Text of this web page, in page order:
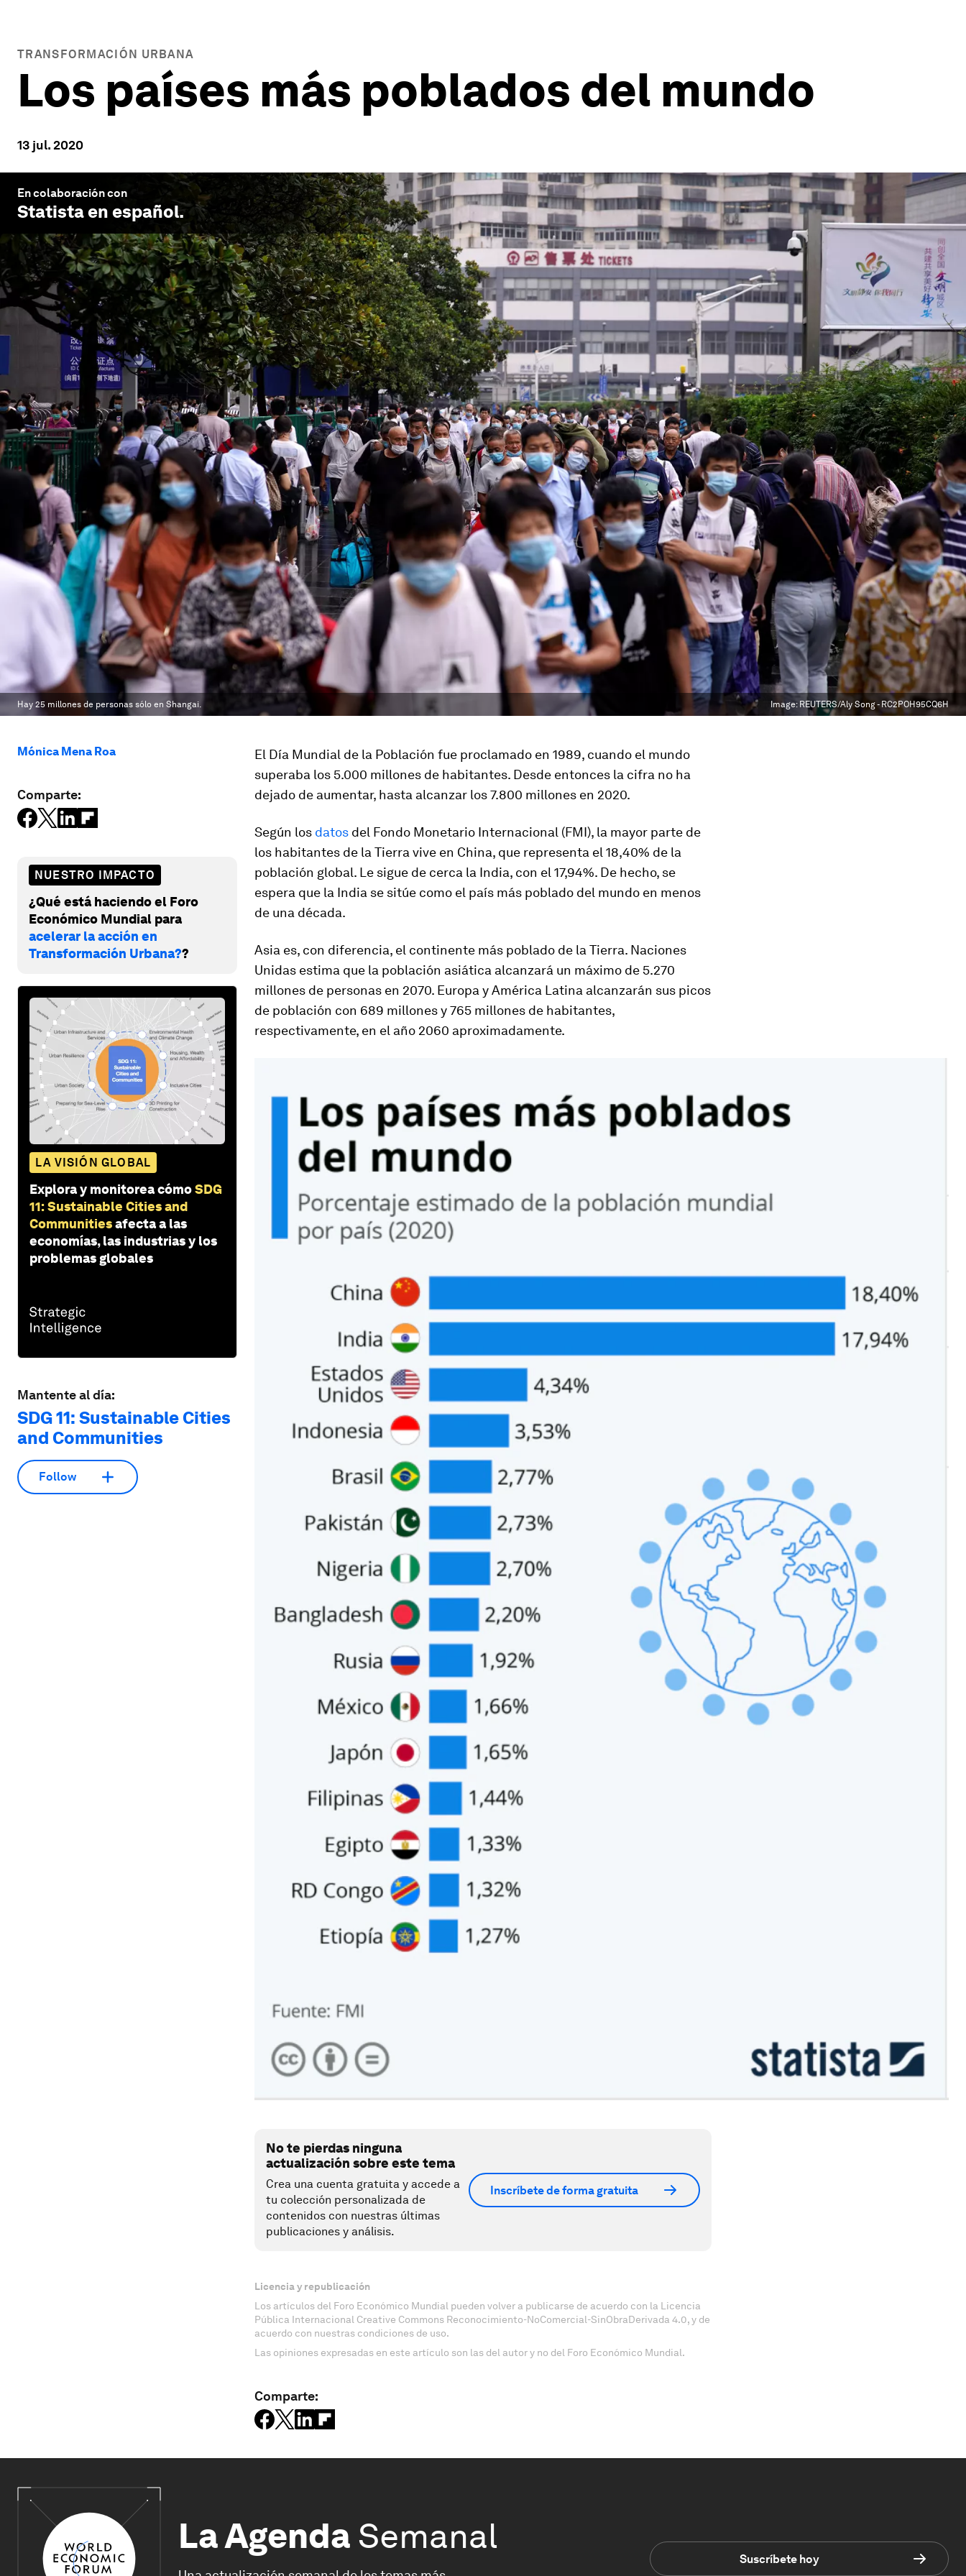
TRANSFORMACIÓN URBANA
Los países más poblados del mundo
13 jul. 2020
En colaboración con
Statista en español.
Hay 25 millones de personas sólo en Shangai. Image: REUTERS/Aly Song - RC2POH95CQ6H
Mónica Mena Roa
Comparte:
NUESTRO IMPACTO
¿Qué está haciendo el Foro
Económico Mundial para
acelerar la acción en
Transformación Urbana??
LA VISIÓN GLOBAL
Explora y monitorea cómoSDG
11: Sustainable Cities and
Communitiesafecta a las
economías, las industrias y los
problemas globales
Mantente al día:
SDG 11: Sustainable Cities
and Communities
Follow
El Día Mundial de la Población fue proclamado en 1989, cuando el mundo
superaba los 5.000 millones de habitantes. Desde entonces la cifra no ha
dejado de aumentar, hasta alcanzar los 7.800 millones en 2020.
Según los datos del Fondo Monetario Internacional (FMI), la mayor parte de
los habitantes de la Tierra vive en China, que representa el 18,40% de la
población global. Le sigue de cerca la India, con el 17,94%. De hecho, se
espera que la India se sitúe como el país más poblado del mundo en menos
de una década.
Asia es, con diferencia, el continente más poblado de la Tierra. Naciones
Unidas estima que la población asiática alcanzará un máximo de 5.270
millones de personas en 2070. Europa y América Latina alcanzarán sus picos
de población con 689 millones y 765 millones de habitantes,
respectivamente, en el año 2060 aproximadamente.
No te pierdas ninguna
actualización sobre este tema
Crea una cuenta gratuita y accede a
tu colección personalizada de
contenidos con nuestras últimas
publicaciones y análisis.
Inscríbete de forma gratuita
Licencia y republicación
Los artículos del Foro Económico Mundial pueden volver a publicarse de acuerdo con la Licencia
Pública Internacional Creative Commons Reconocimiento-NoComercial-SinObraDerivada 4.0, y de
acuerdo con nuestras condiciones de uso.
Las opiniones expresadas en este artículo son las del autor y no del Foro Económico Mundial.
Comparte:
La Agenda Semanal
Suscríbete hoy